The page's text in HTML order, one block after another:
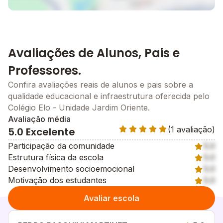
O Colégio ELO, começa o mês de outubro em uma
o Colégio.
Foram instaladas 90 placas fotovoltaicas sobre a
do sol em energia elétrica, gerando mais de 20000w
de energia no horário de pico. Com isso contribuímos
com plantio de aproximadamente uma árvore por dia
e deixamos de produzir 500kg de gás carbônico
contribuindo cada vez mais para o futuro de nossas
crianças.
Avaliações de Alunos, Pais e
Professores.
Confira avaliações reais de alunos e pais sobre a
qualidade educacional e infraestrutura oferecida pelo
Colégio Elo - Unidade Jardim Oriente.
Avaliação média
5.0 Excelente
(1 avaliação)
Participação da comunidade
Estrutura física da escola
Desenvolvimento socioemocional
Motivação dos estudantes
Avaliar escola